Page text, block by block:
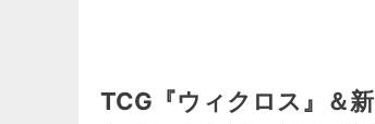
TCG『ウィクロス』＆